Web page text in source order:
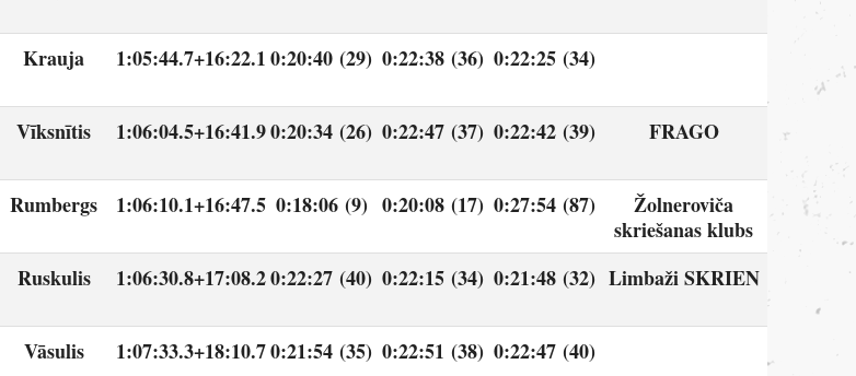
Krauja 1:05:44.7+16:22.10:20:40 (29) 0:22:38 (36) 0:22:25 (34)
Vīksnītis 1:06:04.5+16:41.90:20:34 (26) 0:22:47 (37) 0:22:42 (39) FRAGO
Rumbergs 1:06:10.1+16:47.5 0:18:06 (9) 0:20:08 (17) 0:27:54 (87)
Žolneroviča
skriešanas klubs
Ruskulis 1:06:30.8+17:08.20:22:27 (40) 0:22:15 (34) 0:21:48 (32) Limbaži SKRIEN
Vāsulis 1:07:33.3+18:10.70:21:54 (35) 0:22:51 (38) 0:22:47 (40)